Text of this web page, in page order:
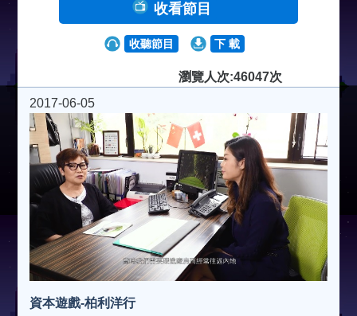
收看節目
收聽節目 下 載
瀏覽人次:46047次
2017-06-05
資本遊戲-柏利洋行